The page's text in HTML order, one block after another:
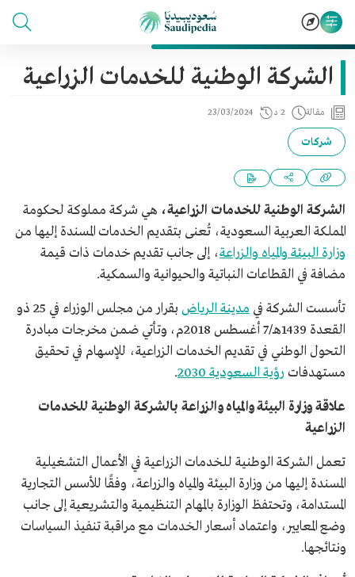
الشركة الوطنية للخدمات الزراعية
مقالة 2 د 23/03/2024
شركات
الشركة الوطنية للخدمات الزراعية، هي شركة مملوكة لحكومة
المملكة العربية السعودية، تُعنى بتقديم الخدمات المسندة إليها من
وزارة البيئة والمياه والزراعة، إلى جانب تقديم خدمات ذات قيمة
مضافة في القطاعات النباتية والحيوانية والسمكية.
تأسست الشركة في مدينة الرياض
بقرار من مجلس الوزراء في 25 ذو
القعدة 1439هـ/7 أغسطس 2018م، وتأتي ضمن مخرجات مبادرة
التحول الوطني في تقديم الخدمات الزراعية، للإسهام في تحقيق
مستهدفات رؤية السعودية 2030 .
علاقة وزارة البيئة والمياه والزراعة بالشركة الوطنية للخدمات
الزراعية
تعمل الشركة الوطنية للخدمات الزراعية في الأعمال التشغيلية
المسندة إليها من وزارة البيئة والمياه والزراعة، وفقًا للأسس التجارية
المستدامة، وتحتفظ الوزارة بالمهام التنظيمية والتشريعية إلى جانب
وضع المعايير، واعتماد أسعار الخدمات مع مراقبة تنفيذ السياسات
ونتائجها.